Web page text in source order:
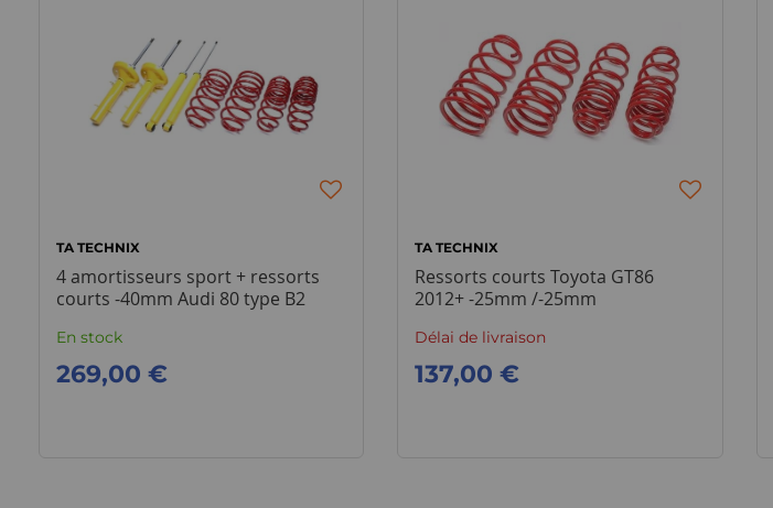
TA TECHNIX
4 amortisseurs sport + ressorts
courts -40mm Audi 80 type B2
En stock
269,00 €
TA TECHNIX
Ressorts courts Toyota GT86
2012+ -25mm /-25mm
Délai de livraison
137,00 €